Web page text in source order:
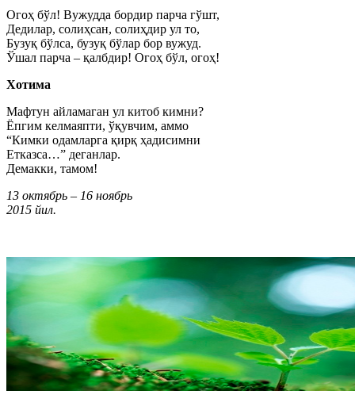
Огоҳ бўл! Вужудда бордир парча гўшт,
Дедилар, солиҳсан, солиҳдир ул то,
Бузуқ бўлса, бузуқ бўлар бор вужуд.
Ўшал парча – қалбдир! Огоҳ бўл, огоҳ!
Хотима
Мафтун айламаган ул китоб кимни?
Ёпгим келмаяпти, ўқувчим, аммо
“Кимки одамларга қирқ ҳадисимни
Етказса…” деганлар.
Демакки, тамом!
13 октябрь – 16 ноябрь
2015 йил.